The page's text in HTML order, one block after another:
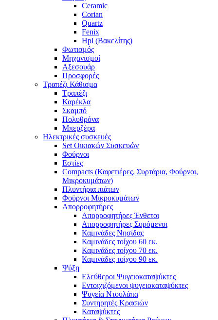
Ceramic
Corian
Quartz
Fenix
Hpl (Βακελίτης)
Φωτισμός
Μηχανισμοί
Αξεσουάρ
Προσφορές
Τραπέζι Κάθισμα
Τραπέζι
Καρέκλα
Σκαμπό
Πολυθρόνα
Μπερζέρα
Ηλεκτρικές συσκευές
Set Οικιακών Συσκευών
Φούρνοι
Εστίες
Compacts (Καφετιέρες, Συρτάρια, Φούρνοι,
Μικροκυμάτων)
Πλυντήρια πιάτων
Φούρνοι Μικροκυμάτων
Απορροφητήρες
Απορροφητήρες Ένθετοι
Απορροφητήρες Συρόμενοι
Καμινάδες Νησίδας
Καμινάδες τοίχου 60 εκ.
Καμινάδες τοίχου 70 εκ.
Καμινάδες τοίχου 90 εκ.
Ψύξη
Ελεύθεροι Ψυγειοκαταψύκτες
Εντοιχιζόμενοι ψυγειοκαταψύκτες
Ψυγεία Ντουλάπα
Συντηρητές Κρασιών
Καταψύκτες